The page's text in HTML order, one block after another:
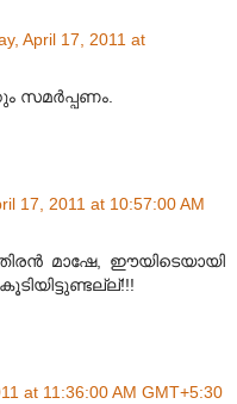
April 17, 2011 at
സമർപ്പണം.
17, 2011 at 10:57:00 AM
മാഷേ, ഈയിടെയായി
at 11:36:00 AM GMT+5:30